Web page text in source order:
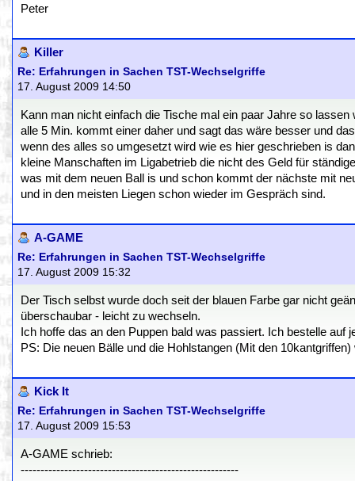
Peter
Killer
Re: Erfahrungen in Sachen TST-Wechselgriffe
17. August 2009 14:50
Kann man nicht einfach die Tische mal ein paar Jahre so lassen
alle 5 Min. kommt einer daher und sagt das wäre besser und
wenn des alles so umgesetzt wird wie es hier geschrieben is
kleine Manschaften im Ligabetrieb die nicht des Geld für
was mit dem neuen Ball is und schon kommt der nächste mit
und in den meisten Liegen schon wieder im Gespräch sind.
A-GAME
Re: Erfahrungen in Sachen TST-Wechselgriffe
17. August 2009 15:32
Der Tisch selbst wurde doch seit der blauen Farbe gar nicht
überschaubar - leicht zu wechseln.
Ich hoffe das an den Puppen bald was passiert. Ich bestelle
PS: Die neuen Bälle und die Hohlstangen (Mit den
Kick It
Re: Erfahrungen in Sachen TST-Wechselgriffe
17. August 2009 15:53
A-GAME schrieb:
-------------------------------------------------------